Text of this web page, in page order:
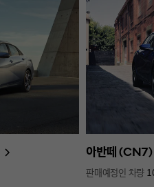
아반떼 (CN7)
판매예정인 차량